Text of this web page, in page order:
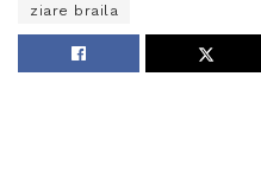
ziare braila